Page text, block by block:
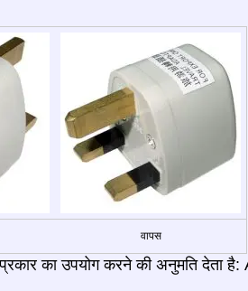
वापस
का उपयोग करने की अनुमति